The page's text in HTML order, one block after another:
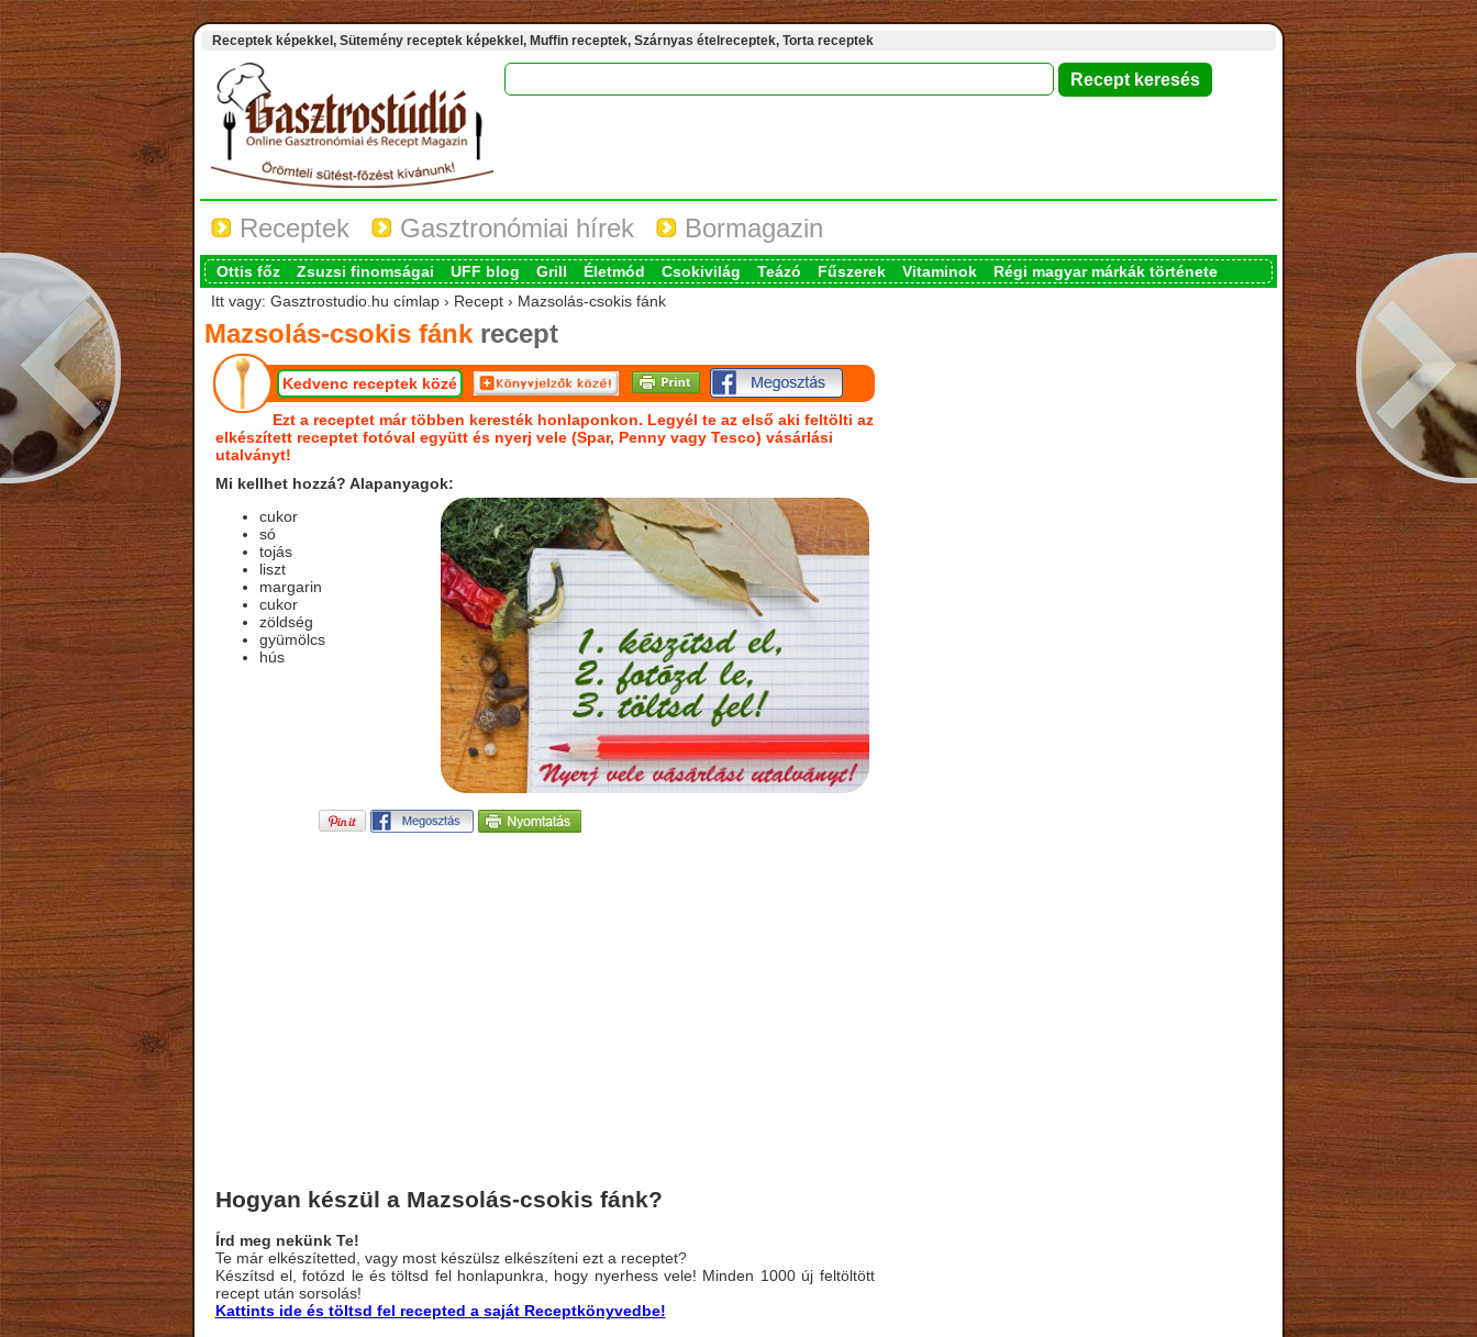
Receptek képekkel, Sütemény receptek képekkel, Muffin receptek, Szárnyas ételreceptek, Torta receptek
Receptek Gasztronómiai hírek Bormagazin
Ottis főz Zsuzsi finomságai UFF blog Grill Életmód Csokivilág Teázó Fűszerek Vitaminok
Régi magyar márkák története
Itt vagy: Gasztrostudio.hu címlap › Recept › Mazsolás-csokis fánk
Mazsolás-csokis fánkrecept
Kedvenc receptek közé
Ezt a receptet már többen keresték honlaponkon. Legyél te az első aki feltölti az
elkészített receptet fotóval együtt és nyerj vele (Spar, Penny vagy Tesco) vásárlási
utalványt!
Mi kellhet hozzá? Alapanyagok:
cukor
só
tojás
liszt
margarin
cukor
zöldség
gyümölcs
hús
Hogyan készül a Mazsolás-csokis fánk?
Írd meg nekünk Te!
Te már elkészítetted, vagy most készülsz elkészíteni ezt a receptet?
Készítsd el, fotózd le és töltsd fel honlapunkra, hogy nyerhess vele! Minden 1000 új feltöltött
recept után sorsolás!
Kattints ide és töltsd fel recepted a saját Receptkönyvedbe!